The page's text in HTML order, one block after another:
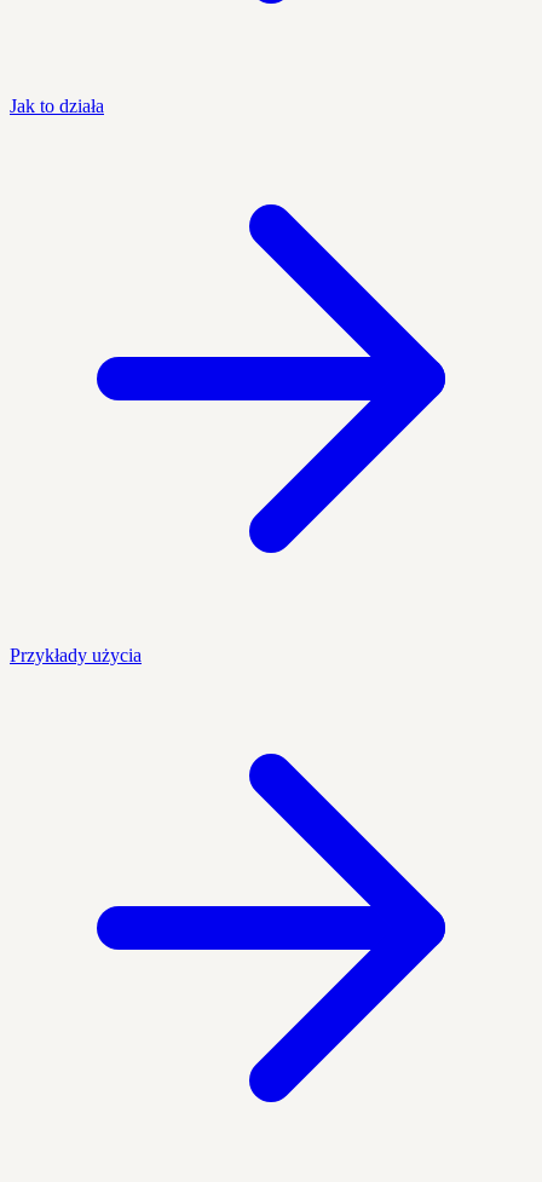
Jak to działa
Przykłady użycia